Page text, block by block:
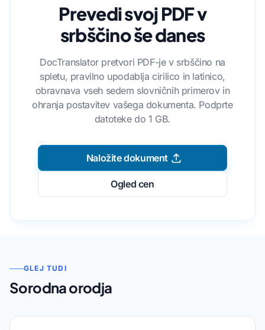
Prevedi svoj PDF v
srbščino še danes
DocTranslator pretvori PDF-je v srbščino na
spletu, pravilno upodablja cirilico in latinico,
obravnava vseh sedem slovničnih primerov in
ohranja postavitev vašega dokumenta. Podprte
datoteke do 1 GB.
Naložite dokument
Ogled cen
GLEJ TUDI
Sorodna orodja